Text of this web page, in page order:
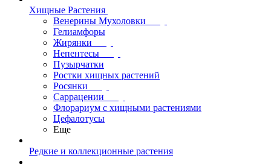
Хищные Растения
Венерины Мухоловки
Гелиамфоры
Жирянки
Непентесы
Пузырчатки
Ростки хищных растений
Росянки
Саррацении
Флорариум с хищными растениями
Цефалотусы
Еще
Редкие и коллекционные растения